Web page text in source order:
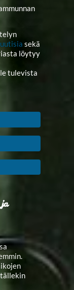
uutisia sekä
löytyy
tulevista